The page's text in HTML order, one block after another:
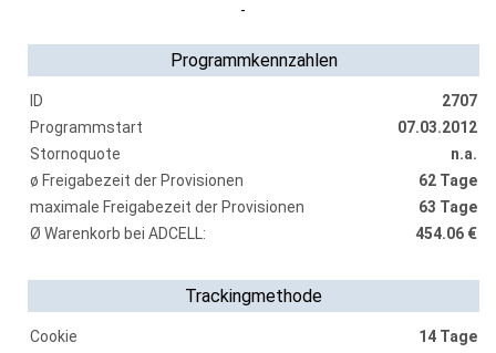
-
Programmkennzahlen
ID
2707
Programmstart
07.03.2012
Stornoquote
n.a.
ø Freigabezeit der Provisionen
62 Tage
maximale Freigabezeit der Provisionen
63 Tage
Ø Warenkorb bei ADCELL:
454.06 €
Trackingmethode
Cookie
14 Tage